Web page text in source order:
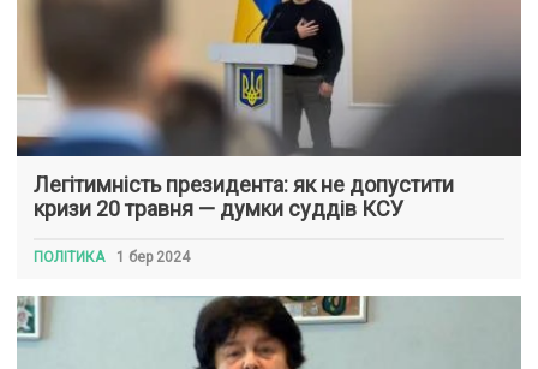
Легітимність президента: як не допустити
кризи 20 травня — думки суддів КСУ
ПОЛІТИКА 1 бер 2024